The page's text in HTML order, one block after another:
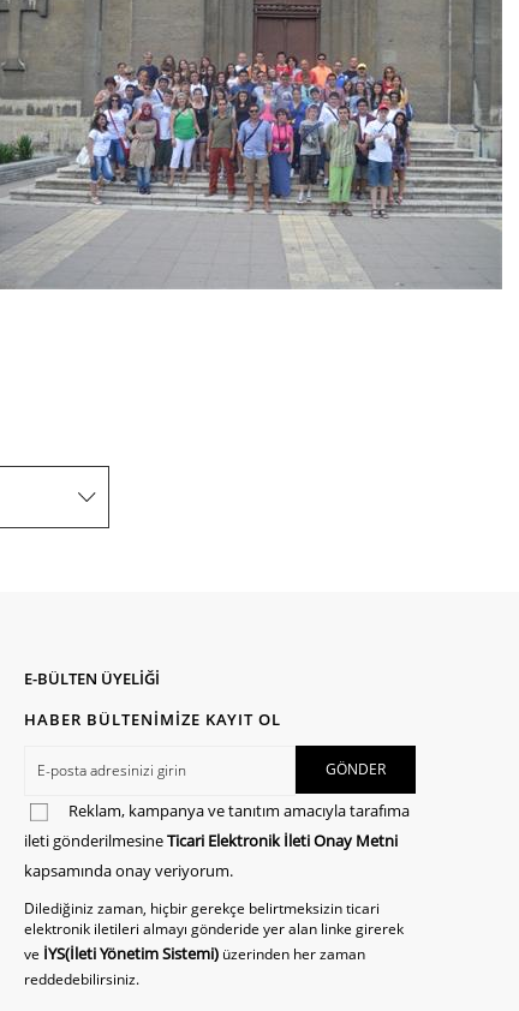
E-BÜLTEN ÜYELİĞİ
HABER BÜLTENİMİZE KAYIT OL
Reklam, kampanya ve tanıtım amacıyla tarafıma
ileti gönderilmesineTicari Elektronik İleti Onay Metni
kapsamında onay veriyorum.
Dilediğiniz zaman, hiçbir gerekçe belirtmeksizin ticari
elektronik iletileri almayı gönderide yer alan linke girerek
ve İYS(İleti Yönetim Sistemi) üzerinden her zaman
reddedebilirsiniz.